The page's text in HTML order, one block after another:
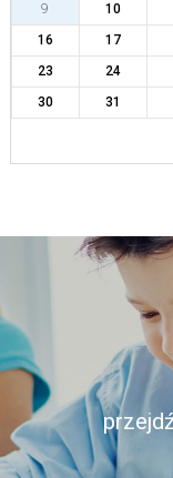
9
10
16
17
23
24
30
31